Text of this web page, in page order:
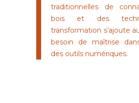
traditionnelles de
bois et des
transformation s’ajoute
besoin de maîtrise
des outils numériques.